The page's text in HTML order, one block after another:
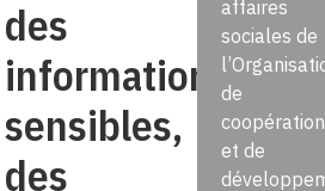
des
informations
sensibles,
des
affaires
sociales de
de
coopération
et de